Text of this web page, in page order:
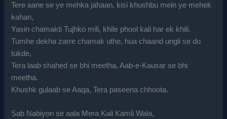
Tere aane se ye mehka jahaan, kisi khushbu mein ye mehek
kahan,
Yasin chamakti Tujhko mili, khile phool kali har ek khili.
Tumhe dekha zarre chamak uthe, hua chaand ungli se do
tukde,
Tera laab shahed se bhi meetha, Aab-e-Kausar se bhi
meetha.
Khushk gulaab se Aaqa, Tera paseena chhoota.
Sab Nabiyon se aala Mera Kali Kamli Wala,